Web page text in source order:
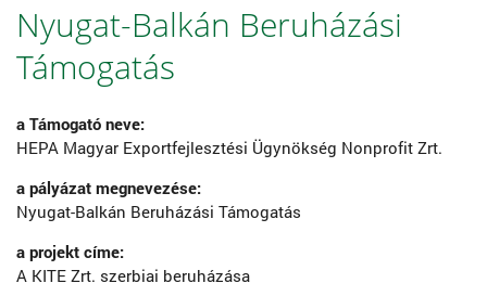
Nyugat-Balkán Beruházási
Támogatás
a Támogató neve:
HEPA Magyar Exportfejlesztési Ügynökség Nonprofit Zrt.
a pályázat megnevezése:
Nyugat-Balkán Beruházási Támogatás
a projekt címe:
A KITE Zrt. szerbiai beruházása